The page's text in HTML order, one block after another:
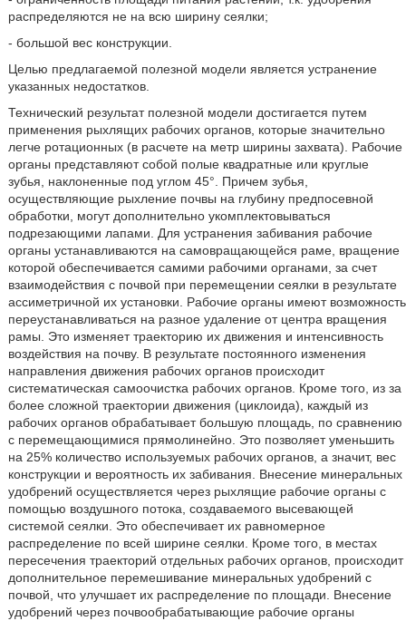
распределяются не на всю ширину сеялки;
- большой вес конструкции.
Целью предлагаемой полезной модели является устранение
указанных недостатков.
Технический результат полезной модели достигается путем
применения рыхлящих рабочих органов, которые значительно
легче ротационных (в расчете на метр ширины захвата). Рабочие
органы представляют собой полые квадратные или круглые
зубья, наклоненные под углом 45°. Причем зубья,
осуществляющие рыхление почвы на глубину предпосевной
обработки, могут дополнительно укомплектовываться
подрезающими лапами. Для устранения забивания рабочие
органы устанавливаются на самовращающейся раме, вращение
которой обеспечивается самими рабочими органами, за счет
взаимодействия с почвой при перемещении сеялки в результате
ассиметричной их установки. Рабочие органы имеют возможность
переустанавливаться на разное удаление от центра вращения
рамы. Это изменяет траекторию их движения и интенсивность
воздействия на почву. В результате постоянного изменения
направления движения рабочих органов происходит
систематическая самоочистка рабочих органов. Кроме того, из за
более сложной траектории движения (циклоида), каждый из
рабочих органов обрабатывает большую площадь, по сравнению
с перемещающимися прямолинейно. Это позволяет уменьшить
на 25% количество используемых рабочих органов, а значит, вес
конструкции и вероятность их забивания. Внесение минеральных
удобрений осуществляется через рыхлящие рабочие органы с
помощью воздушного потока, создаваемого высевающей
системой сеялки. Это обеспечивает их равномерное
распределение по всей ширине сеялки. Кроме того, в местах
пересечения траекторий отдельных рабочих органов, происходит
дополнительное перемешивание минеральных удобрений с
почвой, что улучшает их распределение по площади. Внесение
удобрений через почвообрабатывающие рабочие органы